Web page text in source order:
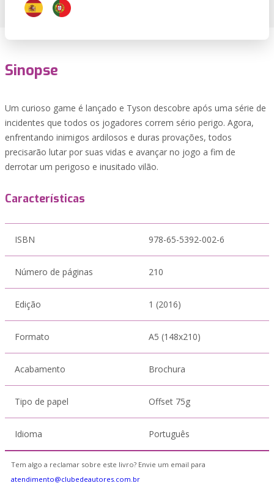
Sinopse
Um curioso game é lançado e Tyson descobre após uma série de
incidentes que todos os jogadores correm sério perigo. Agora,
enfrentando inimigos ardilosos e duras provações, todos
precisarão lutar por suas vidas e avançar no jogo a fim de
derrotar um perigoso e inusitado vilão.
Características
ISBN 978-65-5392-002-6
Número de páginas 210
Edição 1 (2016)
Formato A5 (148x210)
Acabamento Brochura
Tipo de papel Offset 75g
Idioma Português
Tem algo a reclamar sobre este livro? Envie um email para
atendimento@clubedeautores.com.br